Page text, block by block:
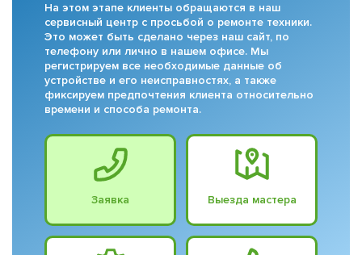
На этом этапе клиенты обращаются в наш
сервисный центр с просьбой о ремонте техники.
Это может быть сделано через наш сайт, по
телефону или лично в нашем офисе. Мы
регистрируем все необходимые данные об
устройстве и его неисправностях, а также
фиксируем предпочтения клиента относительно
времени и способа ремонта.
Заявка Выезда мастера